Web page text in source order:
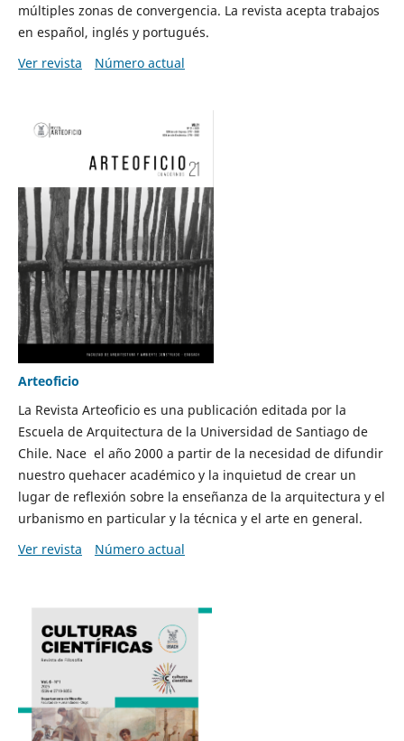
múltiples zonas de convergencia. La revista acepta trabajos
en español, inglés y portugués.
Ver revista
Número actual
Arteoficio
La Revista Arteoficio es una publicación editada por la
Escuela de Arquitectura de la Universidad de Santiago de
Chile. Nace el año 2000 a partir de la necesidad de difundir
nuestro quehacer académico y la inquietud de crear un
lugar de reflexión sobre la enseñanza de la arquitectura y el
urbanismo en particular y la técnica y el arte en general.
Ver revista
Número actual